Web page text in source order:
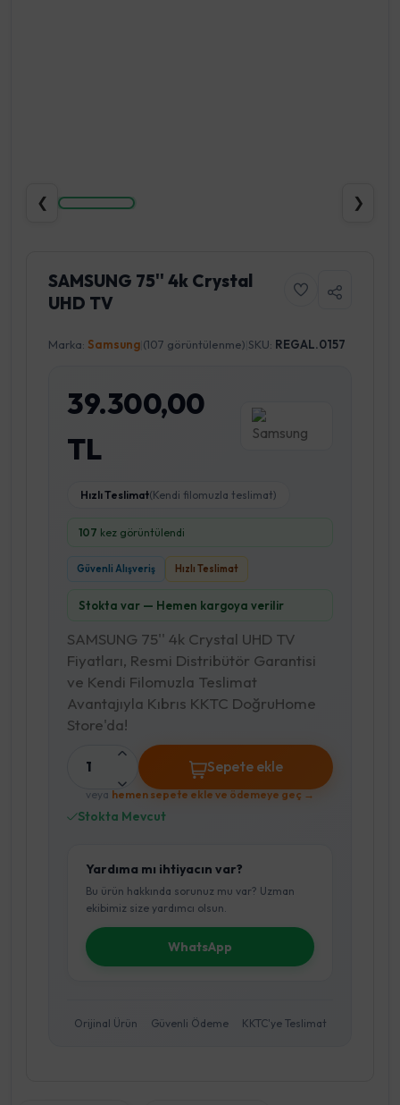
❮ ❯
SAMSUNG 75'' 4k Crystal
UHD TV
Marka: Samsung (107 görüntülenme) SKU: REGAL.0157
39.300,00
TL
Hızlı Teslimat(Kendi filomuzla teslimat)
107 kez görüntülendi
Güvenli Alışveriş Hızlı Teslimat
Stokta var — Hemen kargoya verilir
SAMSUNG 75'' 4k Crystal UHD TV
Fiyatları, Resmi Distribütör Garantisi
ve Kendi Filomuzla Teslimat
Avantajıyla Kıbrıs KKTC DoğruHome
Store'da!
1 Sepete ekle
veya hemen sepete ekle ve ödemeye geç →
Stokta Mevcut
Yardıma mı ihtiyacın var?
Bu ürün hakkında sorunuz mu var? Uzman
ekibimiz size yardımcı olsun.
WhatsApp
Orijinal Ürün Güvenli Ödeme KKTC'ye Teslimat